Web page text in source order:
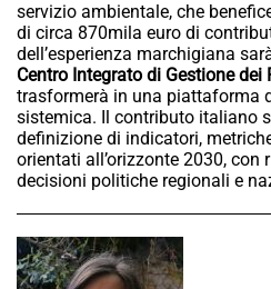
servizio ambientale, che
di circa 870mila euro di
dell’esperienza marchigiana
Centro Integrato di Gestione dei
trasformerà in una piattaforma
sistemica. Il contributo italiano
definizione di indicatori,
orientati all’orizzonte 2030, con
decisioni politiche regionali e